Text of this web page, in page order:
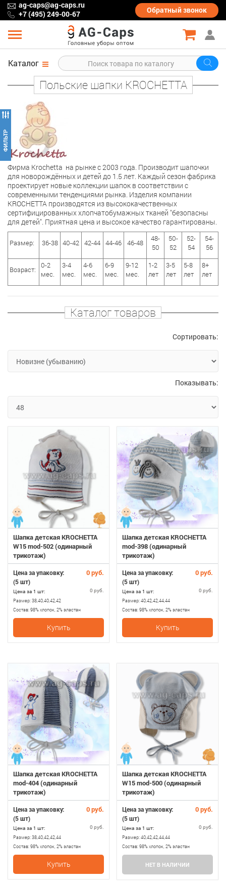
ag-caps@ag-caps.ru
+7 (495) 249-00-67
Обратныйзвонок
Каталог
Польские шапки KROCHETTA
Фирма Krochetta на рынке с 2003 года. Производит шапочки
для новорождённых и детей до 1.5 лет. Каждый сезон фабрика
проектирует новые коллекции шапок в соответствии с
современными тенденциями рынка. Изделия компании
KROCHETTA производятся из высококачественных
сертифицированных хлопчатобумажных тканей "безопасны
для детей". Приятная цена и высокое качество гарантированы.
Размер: 36-38 40-42 42-44 44-46 46-48
48-
50
50-
52
52-
54
54-
56
Возраст:
0-2
мес.
3-4
мес.
4-6
мес.
6-9
мес.
9-12
мес.
1-2
лет
3-5
лет
5-8
лет
8+
лет
Каталог товаров
Сортировать:
Показывать:
Шапка детская KROCHETTA
W15 mod-502 (одинарный
трикотаж)
Цена за упаковку: 0 руб.
(5 шт)
Цена за 1 шт: 0 руб.
Размер:38,40,40,42,42
Состав:98% хлопок, 2% эластан
Купить
Шапка детская KROCHETTA
mod-398 (одинарный
трикотаж)
Цена за упаковку: 0 руб.
(5 шт)
Цена за 1 шт: 0 руб.
Размер:40,42,42,44,44
Состав:98% хлопок, 2% эластан
Купить
Шапка детская KROCHETTA
mod-404 (одинарный
трикотаж)
Цена за упаковку: 0 руб.
(5 шт)
Цена за 1 шт: 0 руб.
Размер:38,40,42,42,44
Состав:98% хлопок, 2% эластан
Купить
Шапка детская KROCHETTA
W15 mod-500 (одинарный
трикотаж)
Цена за упаковку: 0 руб.
(5 шт)
Цена за 1 шт: 0 руб.
Размер:40,42,42,44,44
Состав:98% хлопок, 2% эластан
НЕТ В НАЛИЧИИ